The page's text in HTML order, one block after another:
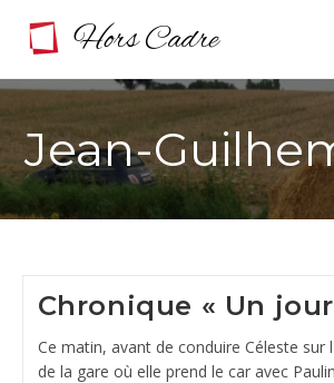
Jean-
Chronique « Un
Ce matin, avant de conduire Céleste sur
de la gare où elle prend le car avec